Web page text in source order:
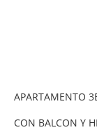
APARTAMENTO
CON BALCON Y